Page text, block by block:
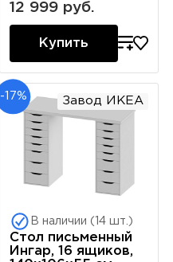
12 999 руб.
Купить
-17% Завод ИКЕА
В наличии (14 шт.)
Стол письменный
Ингар, 16 ящиков,